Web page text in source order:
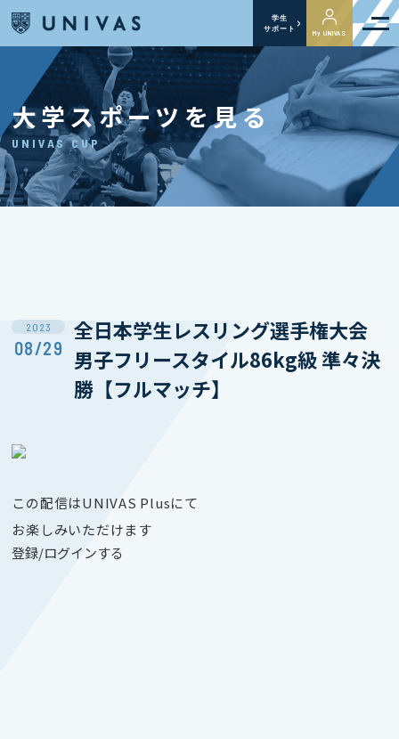
学生
サポート
My UNIVAS
大学スポーツを見る
UNIVAS CUP
2023
08/29
全日本学生レスリング選手権大会
男子フリースタイル86kg級 準々決
勝【フルマッチ】
この配信はUNIVAS Plusにて
お楽しみいただけます
登録/ログインする